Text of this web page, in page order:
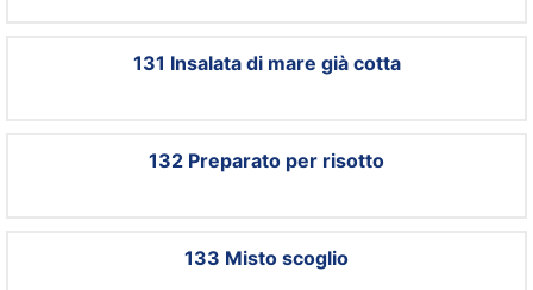
131 Insalata di mare già cotta
132 Preparato per risotto
133 Misto scoglio